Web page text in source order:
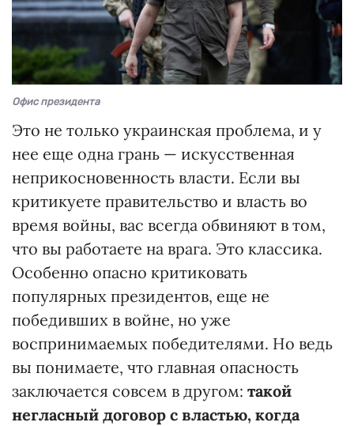
Офис президента
Это не только украинская проблема, и у
нее еще одна грань — искусственная
неприкосновенность власти. Если вы
критикуете правительство и власть во
время войны, вас всегда обвиняют в том,
что вы работаете на врага. Это классика.
Особенно опасно критиковать
популярных президентов, еще не
победивших в войне, но уже
воспринимаемых победителями. Но ведь
вы понимаете, что главная опасность
заключается совсем в другом: такой
негласный договор с властью, когда